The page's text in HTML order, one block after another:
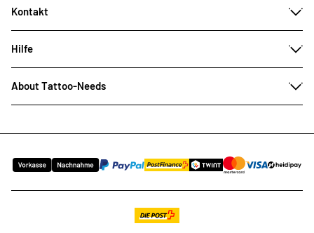
Kontakt
Hilfe
About Tattoo-Needs